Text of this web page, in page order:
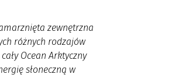
zewnętrzna
różnych rodzajów
Ocean Arktyczny
słoneczną w